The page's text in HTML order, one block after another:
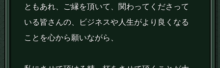
ともあれ、ご縁を頂いて、関わってくださって
いる皆さんの、ビジネスや人生がより良くなる
ことを心から願いながら、